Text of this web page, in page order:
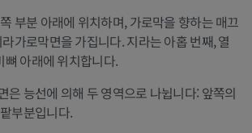
부분 아래에 위치하며, 가로막을 향하는 매끄
가로막면을 가집니다. 지라는 아홉 번째, 열
뼈 아래에 위치합니다.
은 능선에 의해 두 영역으로 나뉩니다: 앞쪽의
부분입니다.